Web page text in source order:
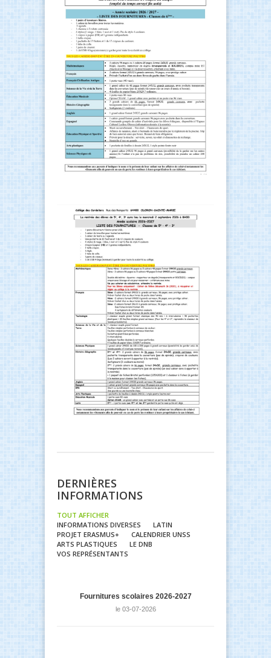
DERNIÈRES
INFORMATIONS
TOUT AFFICHER
INFORMATIONS DIVERSES
LATIN
PROJET ERASMUS+
CALENDRIER UNSS
ARTS PLASTIQUES
LE DNB
VOS REPRÉSENTANTS
Fournitures scolaires 2026-2027
le 03-07-2026